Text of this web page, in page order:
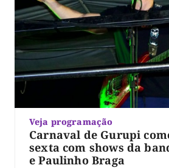
Veja programação
Carnaval de Gurupi
sexta com shows da
e Paulinho Braga